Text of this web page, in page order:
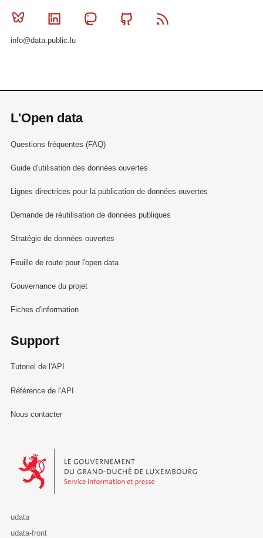
Bluesky Linkedin MastodonGithub
info@data.public.lu
L'Open data
Questions fréquentes (FAQ)
Guide d'utilisation des données ouvertes
Lignes directrices pour la publication de données ouvertes
Demande de réutilisation de données publiques
Stratégie de données ouvertes
Feuille de route pour l'open data
Gouvernance du projet
Fiches d'information
Support
Tutoriel de l'API
Référence de l'API
Nous contacter
Le Gouvernement du Grand-Duché de Luxembourg - Service
udata
udata-front